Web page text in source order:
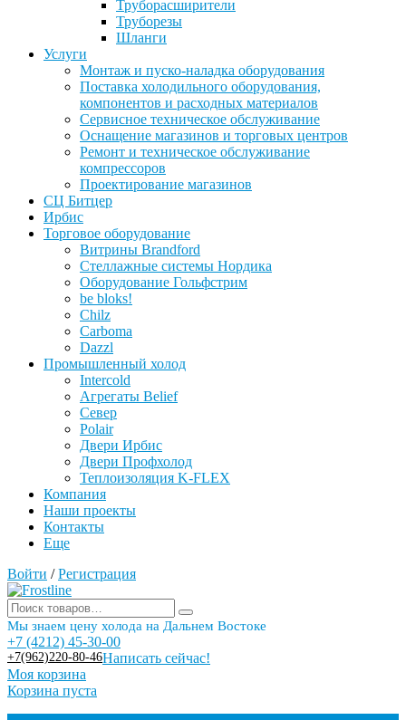
Труборасширители
Труборезы
Шланги
Услуги
Монтаж и пуско-наладка оборудования
Поставка холодильного оборудования,
компонентов и расходных материалов
Сервисное техническое обслуживание
Оснащение магазинов и торговых центров
Ремонт и техническое обслуживание
компрессоров
Проектирование магазинов
СЦ Битцер
Ирбис
Торговое оборудование
Витрины Brandford
Стеллажные системы Нордика
Оборудование Гольфстрим
be bloks!
Chilz
Carboma
Dazzl
Промышленный холод
Intercold
Агрегаты Belief
Север
Polair
Двери Ирбис
Двери Профхолод
Теплоизоляция K-FLEX
Компания
Наши проекты
Контакты
Еще
Войти / Регистрация
Мы знаем цену холода на Дальнем Востоке
+7 (4212) 45-30-00
+7(962)220-80-46Написать сейчас!
Моя корзина
Корзина пуста